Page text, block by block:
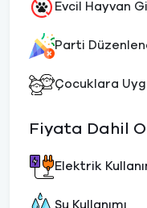
Evcil Hayvan
Parti
Çocuklara
Fiyata Dahil
Elektrik
Su Kullanımı